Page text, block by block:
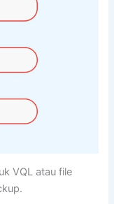
VQL atau file